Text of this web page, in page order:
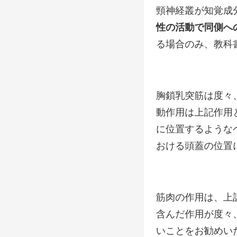
頸神経叢が知覚成
性の活動で同側へ
る場合のみ、教科
胸鎖乳突筋は度々
動作用は上記作用
に位置するような
おける頭蓋の位置
筋肉の作用は、上
含んだ作用が度々
いことをお勧めい